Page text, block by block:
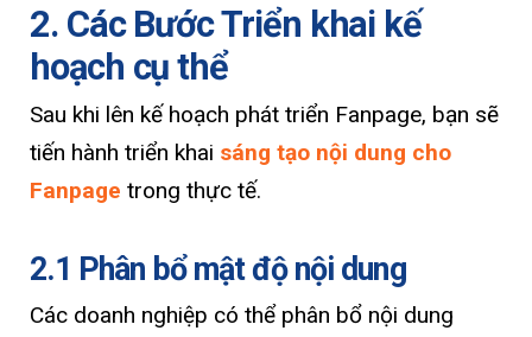
2. Các Bước Triển khai kế
hoạch cụ thể
Sau khi lên kế hoạch phát triển Fanpage, bạn sẽ
tiến hành triển khai sáng tạo nội dung cho
Fanpage trong thực tế.
2.1 Phân bổ mật độ nội dung
Các doanh nghiệp có thể phân bổ nội dung